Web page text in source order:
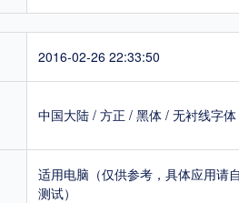
2016-02-26 22:33:50
中国大陆 / 方正 / 黑体 / 无衬线字体
适用电脑（仅供参考，具体应用请
测试）